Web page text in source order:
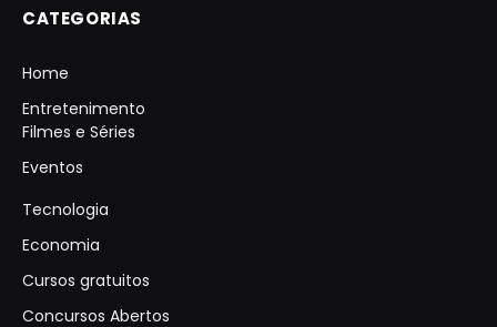
CATEGORIAS
Home
Entretenimento
Filmes e Séries
Eventos
Tecnologia
Economia
Cursos gratuitos
Concursos Abertos